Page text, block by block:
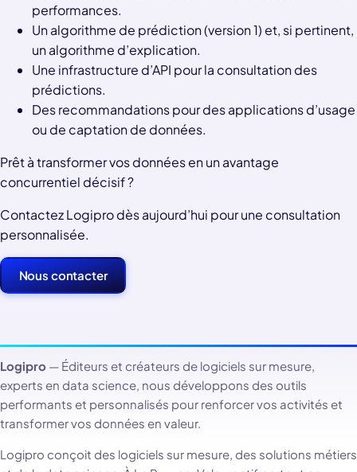
performances.
Un algorithme de prédiction (version 1) et, si pertinent,
un algorithme d’explication.
Une infrastructure d’API pour la consultation des
prédictions.
Des recommandations pour des applications d’usage
ou de captation de données.
Prêt à transformer vos données en un avantage
concurrentiel décisif ?
Contactez Logipro dès aujourd’hui pour une consultation
personnalisée.
Nous contacter
Logipro — Éditeurs et créateurs de logiciels sur mesure,
experts en data science, nous développons des outils
performants et personnalisés pour renforcer vos activités et
transformer vos données en valeur.
Logipro conçoit des logiciels sur mesure, des solutions métiers